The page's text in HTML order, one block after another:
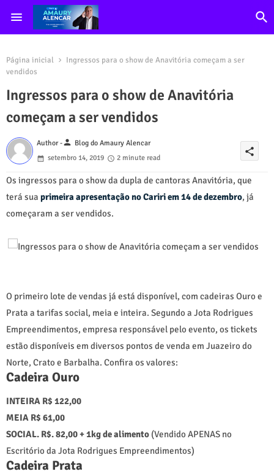
Página inicial
Ingressos para o show de Anavitória começam a ser
vendidos
Ingressos para o show de Anavitória
começam a ser vendidos
Author -person Blog do Amaury Alencar
setembro 14, 2019
2 minute read
share
Os ingressos para o show da dupla de cantoras Anavitória, que
terá sua primeira apresentação no Cariri em 14 de dezembro, já
começaram a ser vendidos.
O primeiro lote de vendas já está disponível, com cadeiras Ouro e
Prata a tarifas social, meia e inteira. Segundo a Jota Rodrigues
Empreendimentos, empresa responsável pelo evento, os tickets
estão disponíveis em diversos pontos de venda em Juazeiro do
Norte, Crato e Barbalha. Confira os valores:
Cadeira Ouro
INTEIRA R$ 122,00
MEIA R$ 61,00
SOCIAL. R$. 82,00 + 1kg de alimento (Vendido APENAS no
Escritório da Jota Rodrigues Empreendimentos)
Cadeira Prata